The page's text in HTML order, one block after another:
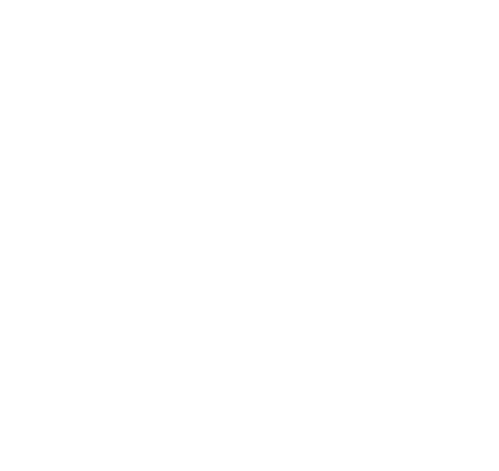
SKS Bikeshuttle brachte